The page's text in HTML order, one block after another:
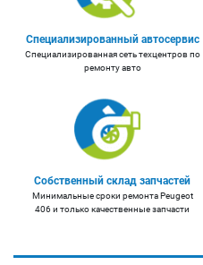
Специализированный автосервис
Специализированная сеть техцентров по
ремонту авто
Собственный склад запчастей
Минимальные сроки ремонта Peugeot
406 и только качественные запчасти